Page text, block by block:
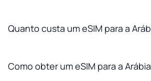
Quanto custa um eSIM para a
Como obter um eSIM para a